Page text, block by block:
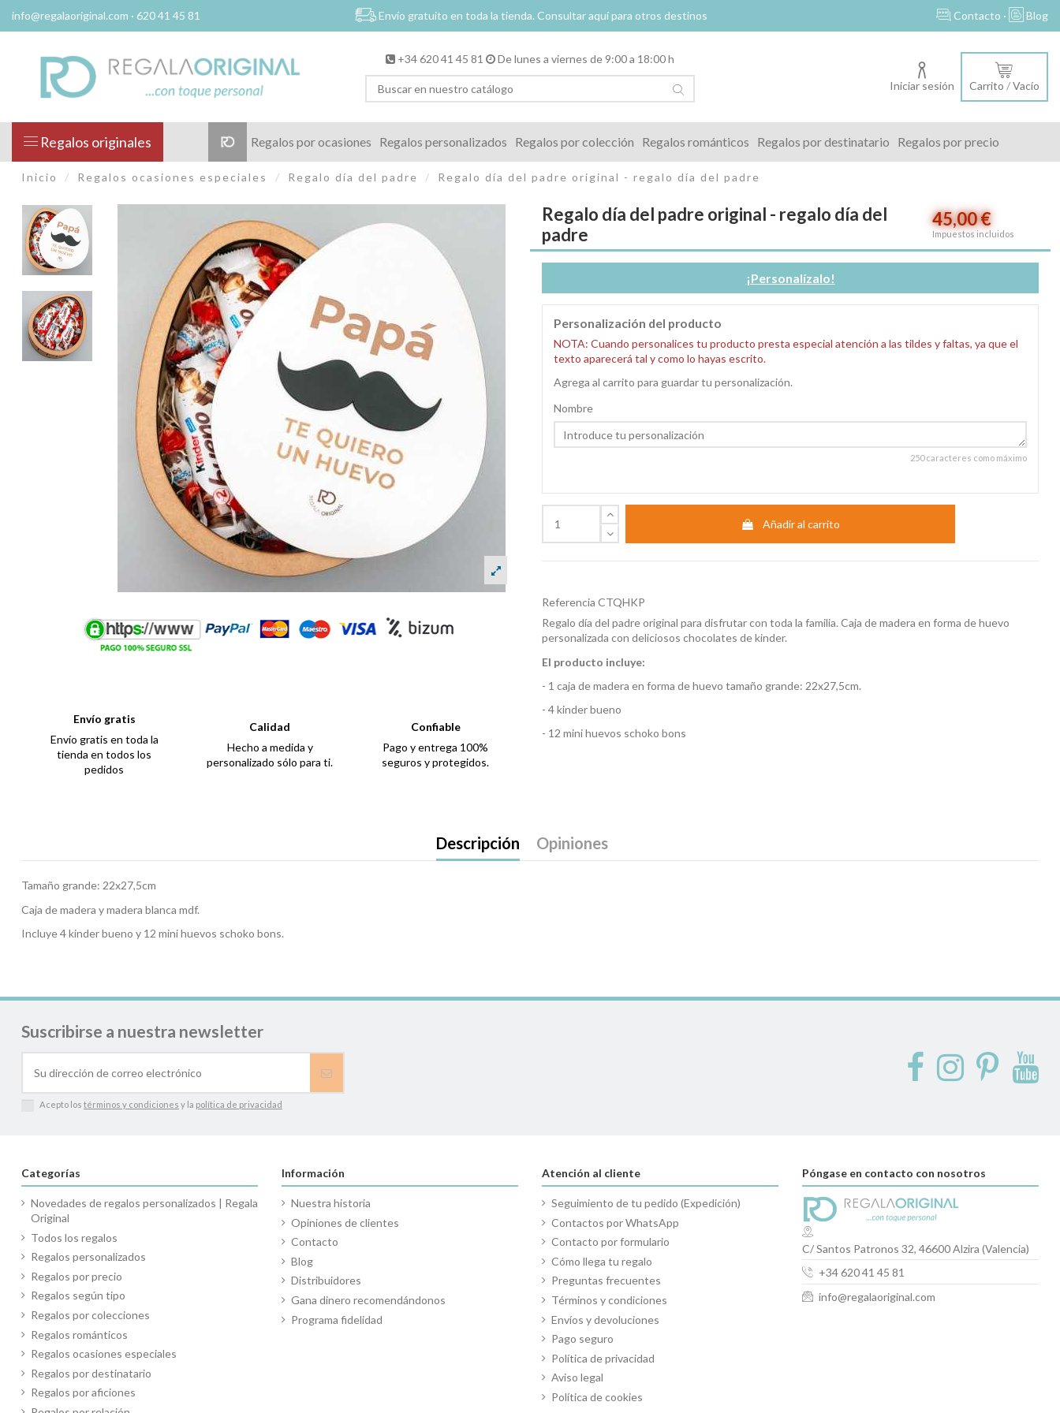
info@regalaoriginal.com · 620 41 45 81 Envío gratuito en toda la tienda. Consultar aquí para otros destinos Contacto · Blog
+34 620 41 45 81 De lunes a viernes de 9:00 a 18:00 h
Iniciar sesión Carrito /Vacío
Regalos originales Regalos por ocasiones Regalos personalizados Regalos por colección Regalos románticos Regalos por destinatario Regalos por precio
Inicio Regalos ocasiones especiales Regalo día del padre Regalo día del padre original - regalo día del padre
Envío gratis
Envío gratis en toda la
tienda en todos los
pedidos
Calidad
Hecho a medida y
personalizado sólo para ti.
Confiable
Pago y entrega 100%
seguros y protegidos.
Regalo día del padre original - regalo día del
padre
45,00 €
Impuestos incluidos
¡Personalízalo!
Personalización del producto
NOTA: Cuando personalices tu producto presta especial atención a las tildes y faltas, ya que el
texto aparecerá tal y como lo hayas escrito.
Agrega al carrito para guardar tu personalización.
Nombre
250 caracteres como máximo
Añadir al carrito
Referencia CTQHKP
Regalo día del padre original para disfrutar con toda la familia. Caja de madera en forma de huevo
personalizada con deliciosos chocolates de kinder.
El producto incluye:
- 1 caja de madera en forma de huevo tamaño grande: 22x27,5cm.
- 4 kinder bueno
- 12 mini huevos schoko bons
Descripción Opiniones
Tamaño grande: 22x27,5cm
Caja de madera y madera blanca mdf.
Incluye 4 kinder bueno y 12 mini huevos schoko bons.
Suscribirse a nuestra newsletter
Acepto los términos y condiciones y la política de privacidad
Categorías
Novedades de regalos personalizados | Regala
Original
Todos los regalos
Regalos personalizados
Regalos por precio
Regalos según tipo
Regalos por colecciones
Regalos románticos
Regalos ocasiones especiales
Regalos por destinatario
Regalos por aficiones
Información
Nuestra historia
Opiniones de clientes
Contacto
Blog
Distribuidores
Gana dinero recomendándonos
Programa fidelidad
Atención al cliente
Seguimiento de tu pedido (Expedición)
Contactos por WhatsApp
Contacto por formulario
Cómo llega tu regalo
Preguntas frecuentes
Términos y condiciones
Envíos y devoluciones
Pago seguro
Política de privacidad
Aviso legal
Política de cookies
Póngase en contacto con nosotros
C/ Santos Patronos 32, 46600 Alzira (Valencia)
+34 620 41 45 81
info@regalaoriginal.com